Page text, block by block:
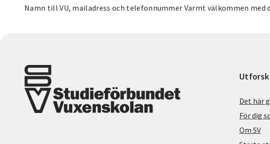
Namn till VU, mailadress och telefonnummer Varmt välkommen med
Det här
För dig
Om SV